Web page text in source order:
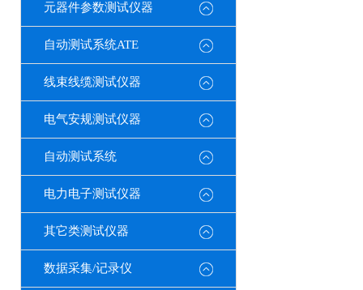
元器件参数测试仪器
自动测试系统ATE
线束线缆测试仪器
电气安规测试仪器
自动测试系统
电力电子测试仪器
其它类测试仪器
数据采集/记录仪